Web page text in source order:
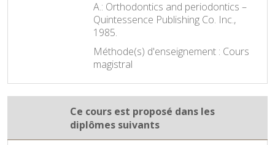
A.: Orthodontics and periodontics –
Quintessence Publishing Co. Inc.,
1985.
Méthode(s) d'enseignement : Cours
magistral
Ce cours est proposé dans les
diplômes suivants